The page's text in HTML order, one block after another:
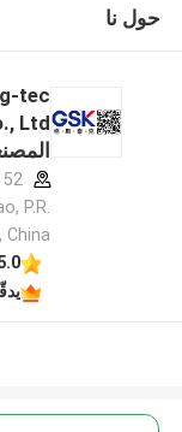
حول نا
tec
P.R.
China ,الصين